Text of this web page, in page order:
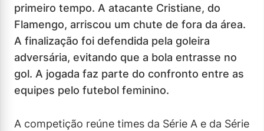
primeiro tempo. A atacante Cristiane, do
Flamengo, arriscou um chute de fora da área.
A finalização foi defendida pela goleira
adversária, evitando que a bola entrasse no
gol. A jogada faz parte do confronto entre as
equipes pelo futebol feminino.
A competição reúne times da Série A e da Série